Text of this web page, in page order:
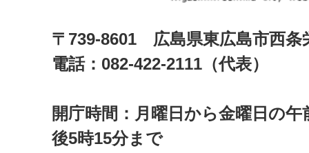
〒739-8601 広島県東広島市西
電話：082-422-2111（代表）
開庁時間：月曜日から金曜日の午
後5時15分まで